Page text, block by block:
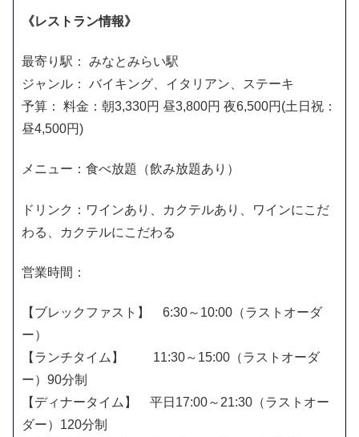
《レストラン情報》
最寄り駅： みなとみらい駅
ジャンル： バイキング、イタリアン、ステーキ
予算： 料金：朝3,330円 昼3,800円 夜6,500円(土日祝：
昼4,500円)
メニュー：食べ放題（飲み放題あり）
ドリンク：ワインあり、カクテルあり、ワインにこだ
わる、カクテルにこだわる
営業時間：
【ブレックファスト】 6:30～10:00（ラストオーダ
ー）
【ランチタイム】 11:30～15:00（ラストオーダ
ー）90分制
【ディナータイム】 平日17:00～21:30（ラストオー
ダー）120分制